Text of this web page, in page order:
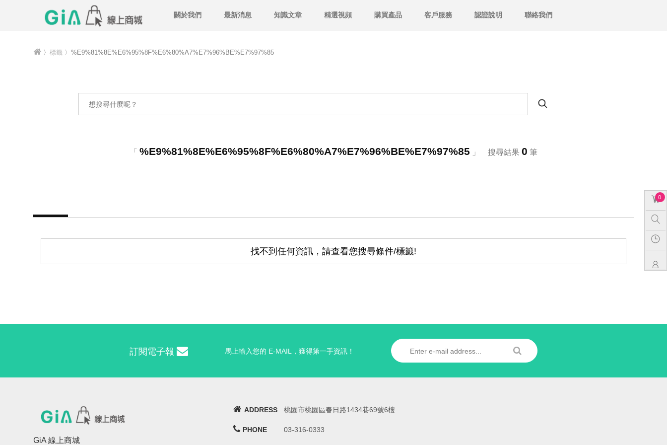
關於我們 最新消息 知識文章 精選視頻 購買產品 客戶服務 認證說明 聯絡我們
0
〉標籤 〉%E9%81%8E%E6%95%8F%E6%80%A7%E7%96%BE%E7%97%85
「 %E9%81%8E%E6%95%8F%E6%80%A7%E7%96%BE%E7%97%85 」 搜尋結果 0 筆
找不到任何資訊，請查看您搜尋條件/標籤!
訂閱電子報 馬上輸入您的 E-MAIL，獲得第一手資訊！
GiA 線上商城
ADDRESS 桃園市桃園區春日路1434巷69號6樓
PHONE 03-316-0333